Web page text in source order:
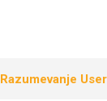
Razumevanje